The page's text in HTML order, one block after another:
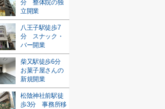
分 整体院の独
立開業
八王子駅徒歩7
分 スナック・
バー開業
柴又駅徒歩6分
お菓子屋さんの
新規開業
松陰神社前駅徒
歩3分 事務所移